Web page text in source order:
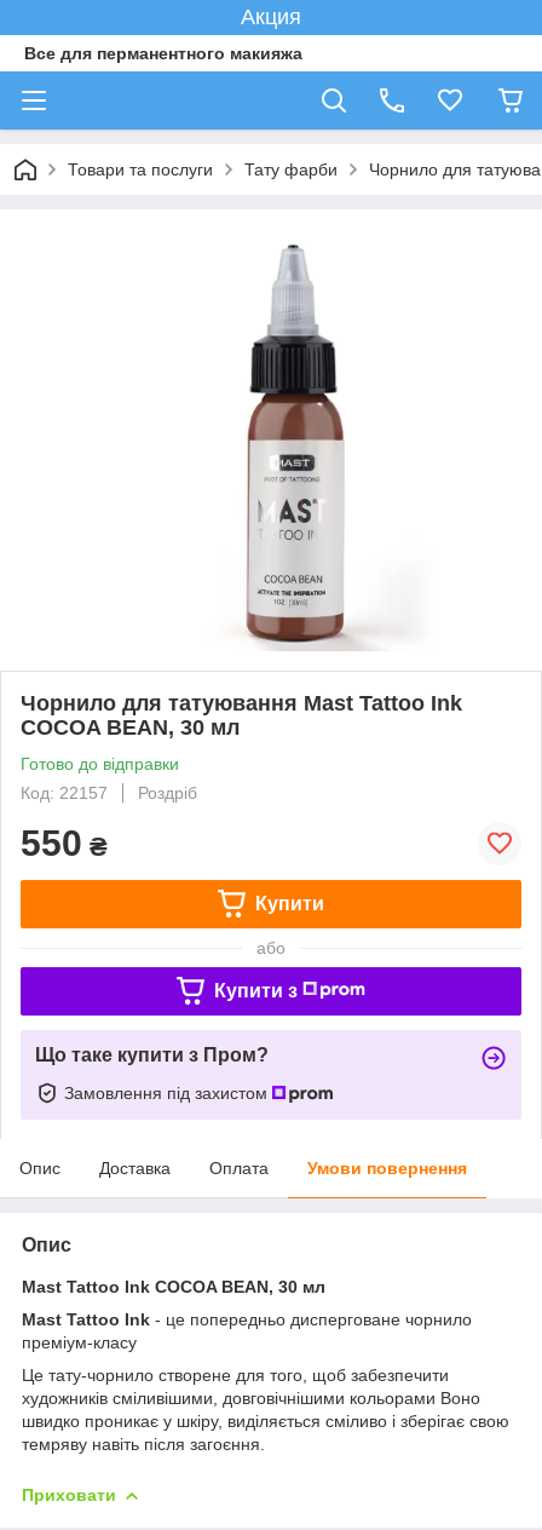
Акция
Все для перманентного макияжа
Товари та послуги Тату фарби Чорнило для
Чорнило для татуювання Mast Tattoo Ink
COCOA BEAN, 30 мл
Готово до відправки
Код: 22157
Роздріб
550 ₴
Купити
або
Купити з
Що таке купити з Пром?
Замовлення під захистом
Опис Доставка Оплата Умови повернення
Опис
Mast Tattoo Ink COCOA BEAN, 30 мл
Mast Tattoo Ink - це попередньо дисперговане чорнило
преміум-класу
Це тату-чорнило створене для того, щоб забезпечити
художників сміливішими, довговічнішими кольорами Воно
швидко проникає у шкіру, виділяється сміливо і зберігає свою
темряву навіть після загоєння.
Приховати